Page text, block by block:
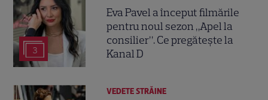
3
Eva Pavel a început filmările
pentru noul sezon „Apel la
consilier”. Ce pregătește la
Kanal D
VEDETE STRĂINE